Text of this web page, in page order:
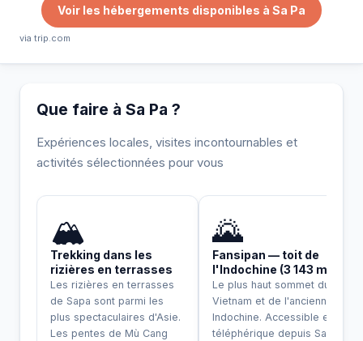
Voir les hébergements disponibles à Sa Pa
via trip.com
Que faire à Sa Pa ?
Expériences locales, visites incontournables et
activités sélectionnées pour vous
🏔️
Trekking dans les
rizières en terrasses
Les rizières en terrasses
de Sapa sont parmi les
plus spectaculaires d'Asie.
Les pentes de Mù Cang
🌄
Fansipan — toit de
l'Indochine (3 143 m)
Le plus haut sommet du
Vietnam et de l'ancienne
Indochine. Accessible en
téléphérique depuis Sapa